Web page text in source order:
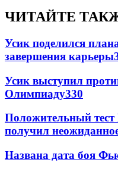
ЧИТАЙТЕ
Усик поделился
завершения карьеры
Усик выступил
Олимпиаду330
Положительный
получил
Названа дата боя